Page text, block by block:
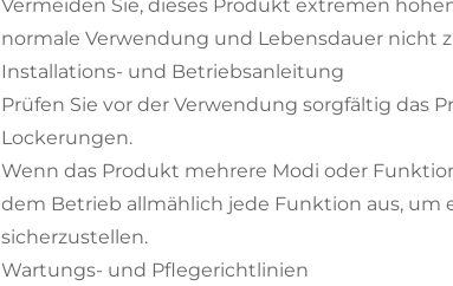
Vermeiden Sie, dieses Produkt extremen
normale Verwendung und Lebensdauer nicht
Installations- und Betriebsanleitung
Prüfen Sie vor der Verwendung sorgfältig das
Lockerungen.
Wenn das Produkt mehrere Modi oder
dem Betrieb allmählich jede Funktion aus,
sicherzustellen.
Wartungs- und Pflegerichtlinien